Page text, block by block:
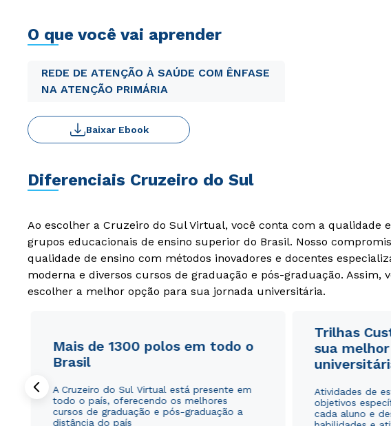
O que você vai aprender
REDE DE ATENÇÃO À SAÚDE COM ÊNFASE
NA ATENÇÃO PRIMÁRIA
Baixar Ebook
Diferenciais Cruzeiro do Sul
Ao escolher a Cruzeiro do Sul Virtual, você conta com a qualidade
grupos educacionais de ensino superior do Brasil. Nosso
qualidade de ensino com métodos inovadores e docentes
moderna e diversos cursos de graduação e pós-graduação. Assim,
escolher a melhor opção para sua jornada universitária.
Mais de 1300 polos em todo o
Brasil
A Cruzeiro do Sul Virtual está presente em
todo o país, oferecendo os melhores
cursos de graduação e pós-graduação a
distância do país
Trilhas
sua
Atividades de
objetivos
cada aluno e